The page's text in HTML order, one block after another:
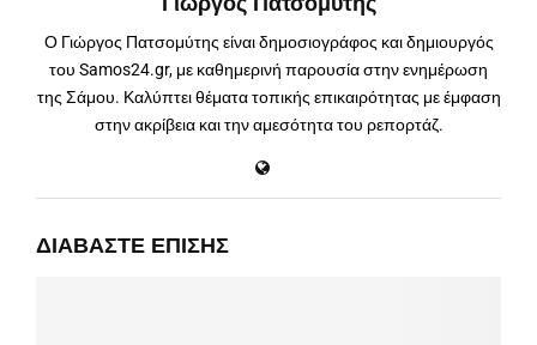
Ο Γιώργος Πατσομύτης είναι δημοσιογράφος και δημιουργός
του Samos24.gr, με καθημερινή παρουσία στην ενημέρωση
της Σάμου. Καλύπτει θέματα τοπικής επικαιρότητας με έμφαση
στην ακρίβεια και την αμεσότητα του ρεπορτάζ.
ΔΙΑΒΆΣΤΕ ΕΠΊΣΗΣ